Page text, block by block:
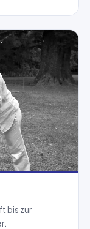
bis zur